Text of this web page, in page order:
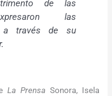
de las
las
a través de su
La Prensa Sonora, Isela